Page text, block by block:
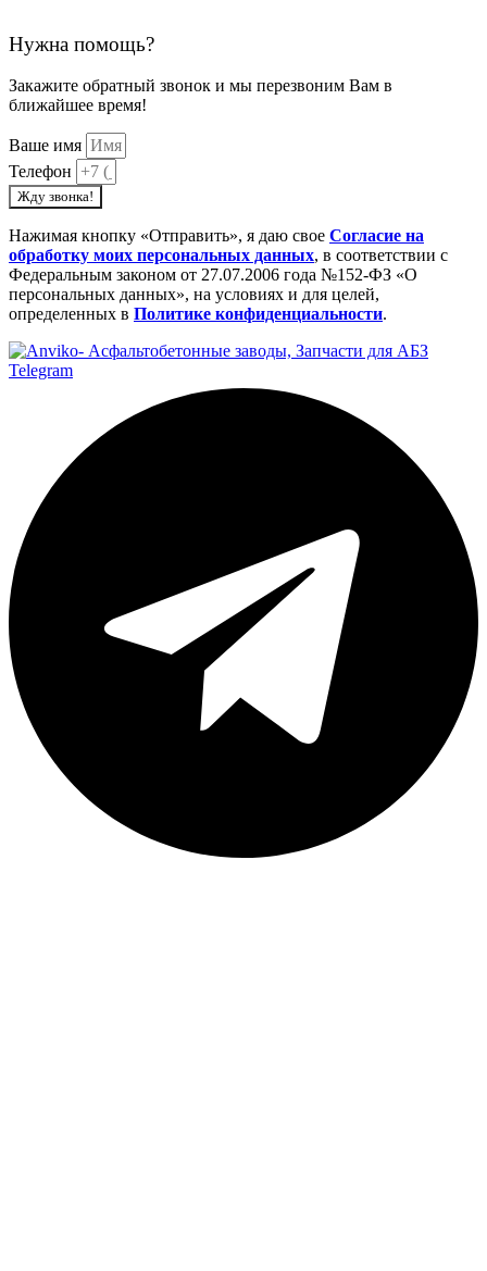
Нужна помощь?
Закажите обратный звонок и мы перезвоним Вам в
ближайшее время!
Ваше имя
Телефон
Жду звонка!
Нажимая кнопку «Отправить», я даю свое Cогласие на
обработку моих персональных данных, в соответствии с
Федеральным законом от 27.07.2006 года №152-ФЗ «О
персональных данных», на условиях и для целей,
определенных в Политике конфиденциальности.
Telegram